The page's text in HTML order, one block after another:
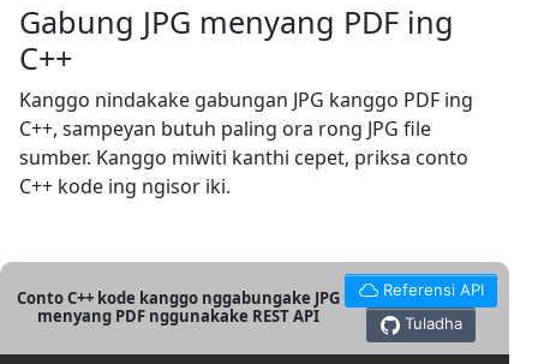
Gabung JPG menyang PDF ing
C++
Kanggo nindakake gabungan JPG kanggo PDF ing
C++, sampeyan butuh paling ora rong JPG file
sumber. Kanggo miwiti kanthi cepet, priksa conto
C++ kode ing ngisor iki.
Conto C++ kode kanggo nggabungake JPG
menyang PDF nggunakake REST API
Referensi API
Tuladha